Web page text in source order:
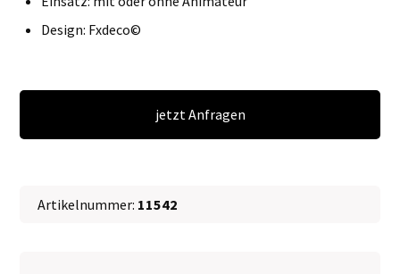
Design: Fxdeco©
7
jetzt Anfragen
Artikelnummer: 11542